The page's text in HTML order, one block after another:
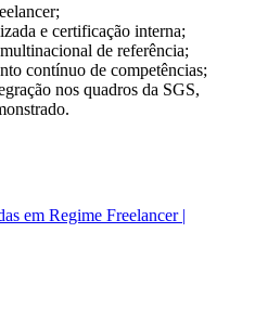
e certificação interna;
de referência;
contínuo de competências;
nos quadros da SGS,
em Regime Freelancer |